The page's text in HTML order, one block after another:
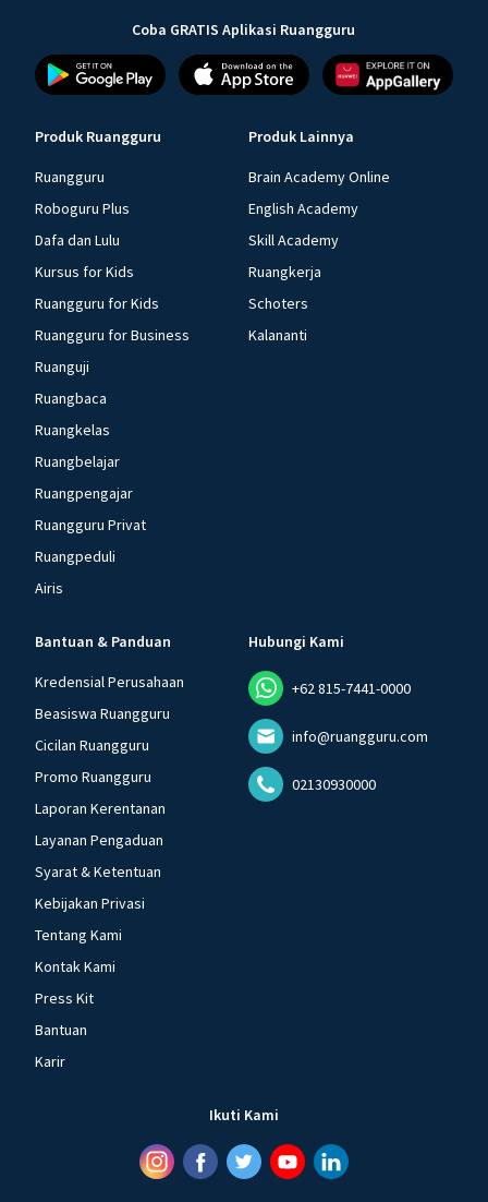
Coba GRATIS Aplikasi Ruangguru
Produk Ruangguru
Ruangguru
Roboguru Plus
Dafa dan Lulu
Kursus for Kids
Ruangguru for Kids
Ruangguru for Business
Ruanguji
Ruangbaca
Ruangkelas
Ruangbelajar
Ruangpengajar
Ruangguru Privat
Ruangpeduli
Airis
Produk Lainnya
Brain Academy Online
English Academy
Skill Academy
Ruangkerja
Schoters
Kalananti
Bantuan & Panduan
Kredensial Perusahaan
Beasiswa Ruangguru
Cicilan Ruangguru
Promo Ruangguru
Laporan Kerentanan
Layanan Pengaduan
Syarat & Ketentuan
Kebijakan Privasi
Tentang Kami
Kontak Kami
Press Kit
Bantuan
Karir
Hubungi Kami
+62 815-7441-0000
info@ruangguru.com
02130930000
Ikuti Kami